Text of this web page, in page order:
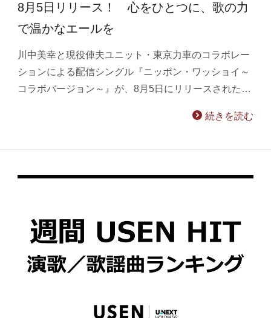
8月5日リリース！ 心をひとつに、歌の力
で温かなエールを
川中美幸と現役俥夫ユニット・東京力車のコラボレー
ションによる配信シングル『ニッポン・ワッショイ～
コラボバージョン～』が、8月5日にリリースされた…
続きを読む